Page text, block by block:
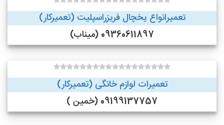
تعمیرانواع یخچال فریزراسپلیت (تعمیرکار)
09360611897 (میناب)
تعمیرات لوازم خانگی (تعمیرکار)
09199137757 (خمین )